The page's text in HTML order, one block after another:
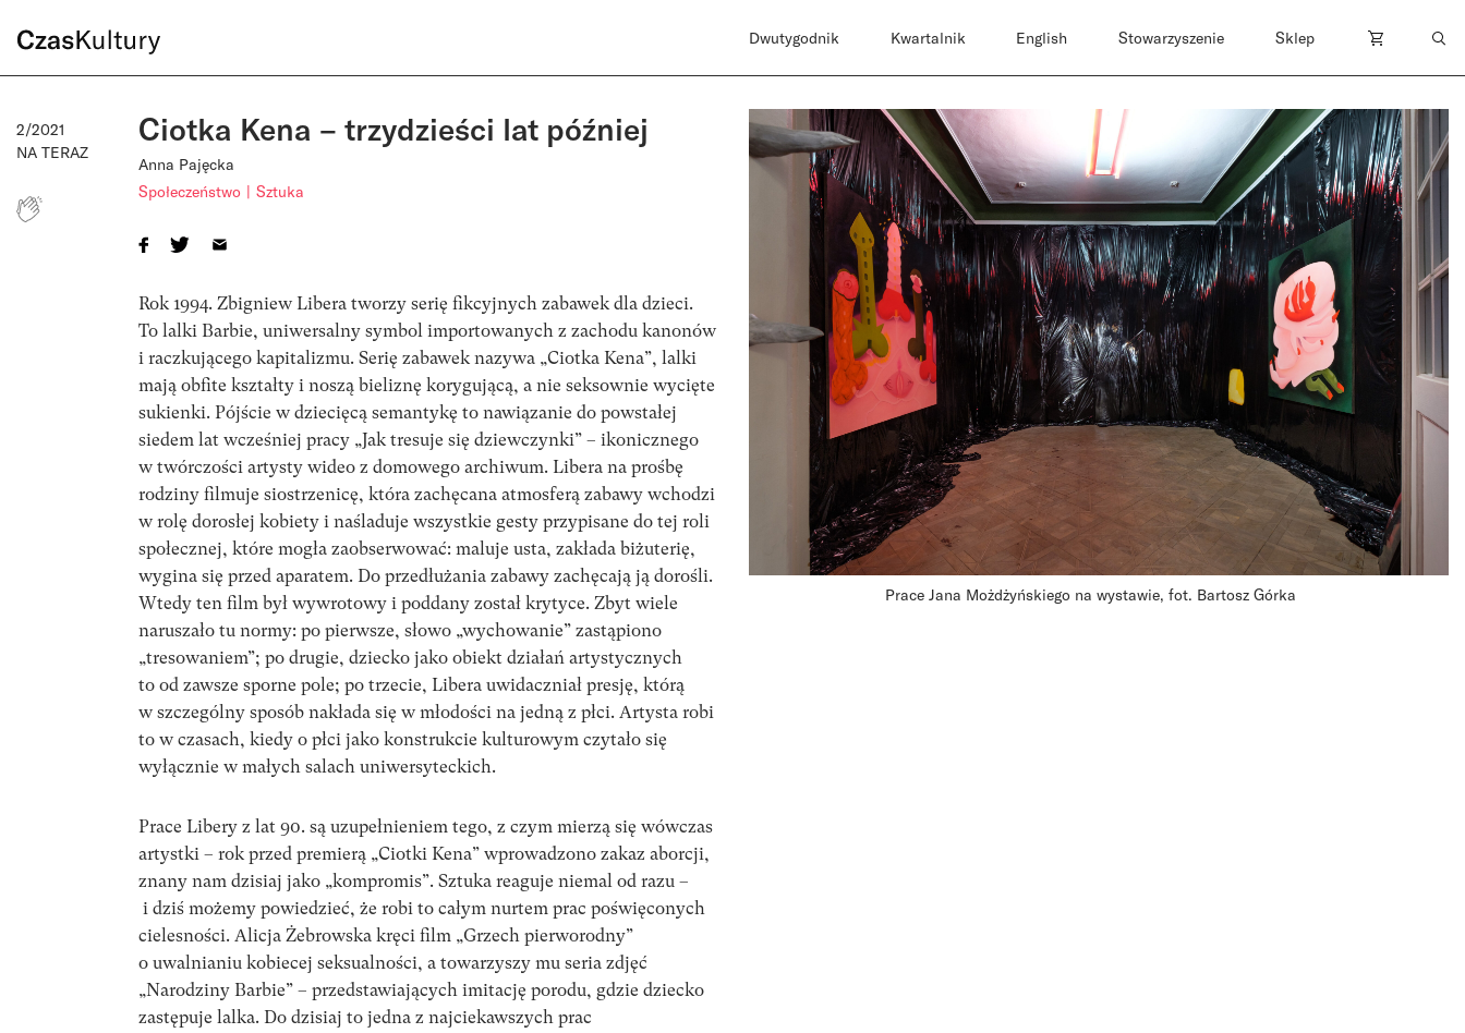
Dwutygodnik Kwartalnik English Stowarzyszenie Sklep
2/2021
NA TERAZ
Ciotka Kena – trzydzieści lat później
Anna Pajęcka
Społeczeństwo
Sztuka
Rok 1994. Zbigniew Libera tworzy serię fikcyjnych zabawek dla dzieci.
To lalki Barbie, uniwersalny symbol importowanych z zachodu kanonów
i raczkującego kapitalizmu. Serię zabawek nazywa „Ciotka Kena”, lalki
mają obfite kształty i noszą bieliznę korygującą, a nie seksownie wycięte
sukienki. Pójście w dziecięcą semantykę to nawiązanie do powstałej
siedem lat wcześniej pracy „Jak tresuje się dziewczynki” – ikonicznego
w twórczości artysty wideo z domowego archiwum. Libera na prośbę
rodziny filmuje siostrzenicę, która zachęcana atmosferą zabawy wchodzi
w rolę dorosłej kobiety i naśladuje wszystkie gesty przypisane do tej roli
społecznej, które mogła zaobserwować: maluje usta, zakłada biżuterię,
wygina się przed aparatem. Do przedłużania zabawy zachęcają ją dorośli.
Wtedy ten film był wywrotowy i poddany został krytyce. Zbyt wiele
naruszało tu normy: po pierwsze, słowo „wychowanie” zastąpiono
„tresowaniem”; po drugie, dziecko jako obiekt działań artystycznych
to od zawsze sporne pole; po trzecie, Libera uwidaczniał presję, którą
w szczególny sposób nakłada się w młodości na jedną z płci. Artysta robi
to w czasach, kiedy o płci jako konstrukcie kulturowym czytało się
wyłącznie w małych salach uniwersyteckich.
Prace Libery z lat 90. są uzupełnieniem tego, z czym mierzą się wówczas
artystki – rok przed premierą „Ciotki Kena” wprowadzono zakaz aborcji,
znany nam dzisiaj jako „kompromis”. Sztuka reaguje niemal od razu –
i dziś możemy powiedzieć, że robi to całym nurtem prac poświęconych
cielesności. Alicja Żebrowska kręci film „Grzech pierworodny”
o uwalnianiu kobiecej seksualności, a towarzyszy mu seria zdjęć
„Narodziny Barbie” – przedstawiających imitację porodu, gdzie dziecko
zastępuje lalka. Do dzisiaj to jedna z najciekawszych prac
Prace Jana Możdżyńskiego na wystawie, fot. Bartosz Górka